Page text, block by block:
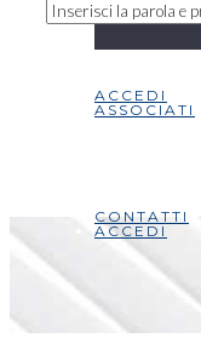
ACCEDI
CONTATTI
ASSOCIATI
ACCEDI